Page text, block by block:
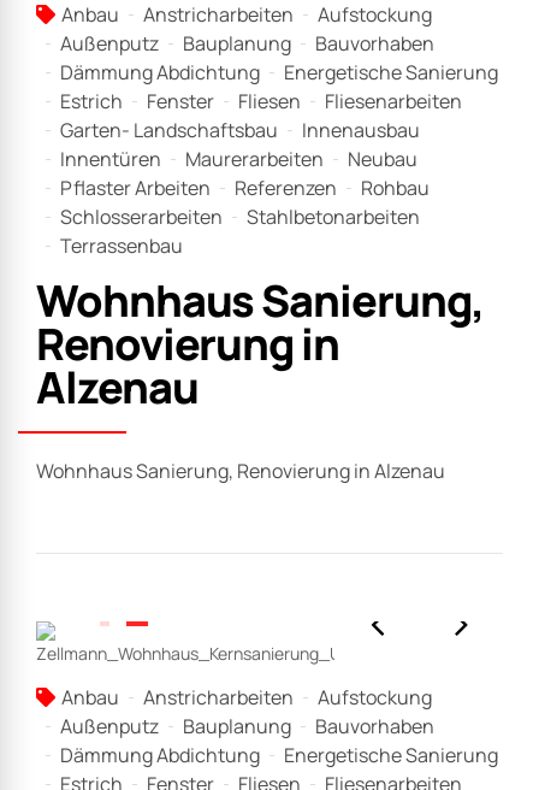
Anbau Anstricharbeiten
Aufstockung
Außenputz
Bauplanung
Bauvorhaben
Dämmung Abdichtung
Energetische Sanierung
Estrich
Fenster Fliesen
Fliesenarbeiten
Garten- Landschaftsbau
Innenausbau
Innentüren
Maurerarbeiten
Neubau
Pflaster Arbeiten
Referenzen
Rohbau
Schlosserarbeiten
Stahlbetonarbeiten
Terrassenbau
Wohnhaus Sanierung,
Renovierung in
Alzenau
Wohnhaus Sanierung, Renovierung in Alzenau
Anbau Anstricharbeiten
Aufstockung
Außenputz
Bauplanung
Bauvorhaben
Dämmung Abdichtung
Energetische Sanierung
Estrich
Fenster Fliesen Fliesenarbeiten